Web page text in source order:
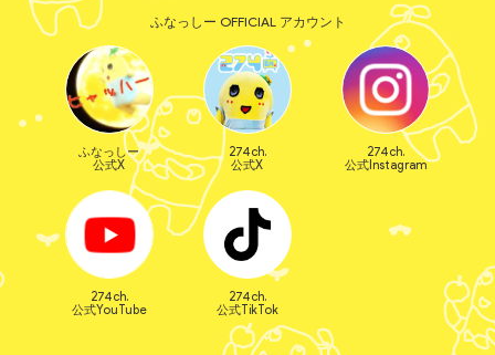
ふなっしー OFFICIAL アカウント
ふなっしー
公式X
274ch.
公式X
274ch.
公式Instagram
274ch.
公式YouTube
274ch.
公式TikTok